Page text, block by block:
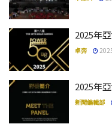
2025年
卓弈
2025年
新聞編輯部